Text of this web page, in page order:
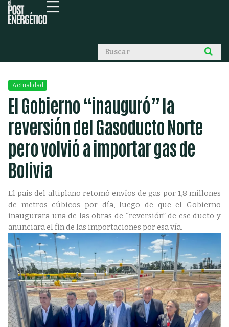
Actualidad
El Gobierno “inauguró” la
reversión del Gasoducto Norte
pero volvió a importar gas de
Bolivia
El país del altiplano retomó envíos de gas por 1,8 millones
de metros cúbicos por día, luego de que el Gobierno
inaugurara una de las obras de “reversión” de ese ducto y
anunciara el fin de las importaciones por esa vía.